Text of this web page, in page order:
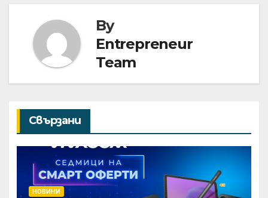
By
Entrepreneur
Team
Свързани
НОВИНИ